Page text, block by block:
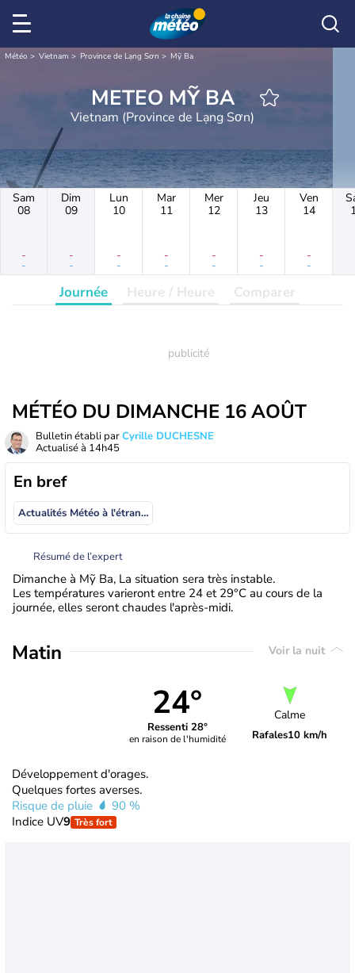
Météo Vietnam Province de Lạng Sơn Mỹ Ba
METEO MỸ BA
Vietnam (Province de Lạng Sơn)
Sam
08
-
-
Dim
09
-
-
Lun
10
-
-
Mar
11
-
-
Mer
12
-
-
Jeu
13
-
-
Ven
14
-
-
Journée Heure / Heure Comparer
MÉTÉO DU DIMANCHE 16 AOÛT
Bulletin établi parCyrille DUCHESNE
Actualisé à 14h45
En bref
Actualités Météo à l'étranger
Résumé de l’expert
Dimanche à Mỹ Ba, La situation sera très instable.
Les températures varieront entre 24 et 29°C au cours de la
journée, elles seront chaudes l'après-midi.
Matin Voir la nuit
24°
Ressenti 28°
en raison de l'humidité
Calme
Rafales10 km/h
Développement d'orages.
Quelques fortes averses.
Risque de pluie
90 %
Indice UV9 Très fort